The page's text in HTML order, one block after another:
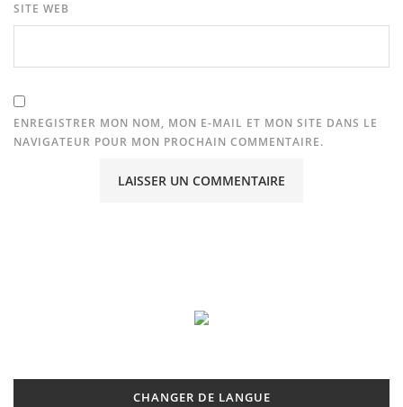
SITE WEB
ENREGISTRER MON NOM, MON E-MAIL ET MON SITE DANS LE
NAVIGATEUR POUR MON PROCHAIN COMMENTAIRE.
CHANGER DE LANGUE